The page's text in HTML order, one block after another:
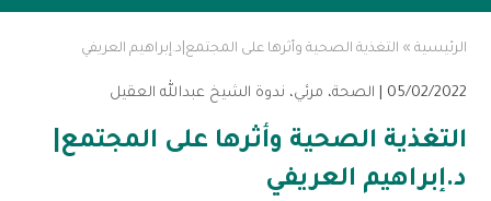
الرئيسية » التغذية الصحية وأثرها على المجتمع|د.إبراهيم العريفي
05/02/2022 | الصحة، مرئي، ندوة الشيخ عبدالله العقيل
التغذية الصحية وأثرها على المجتمع|
د.إبراهيم العريفي